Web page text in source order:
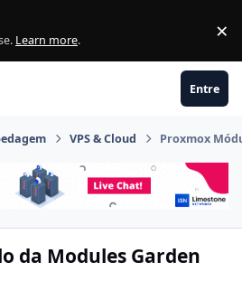
Learn more. ×
Entre
VPS & Cloud Proxmox
da Modules Garden